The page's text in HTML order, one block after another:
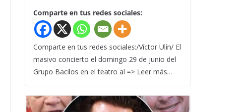
Comparte en tus redes sociales:
Comparte en tus redes sociales:/Víctor Ulín/ El
masivo concierto el domingo 29 de junio del
Grupo Bacilos en el teatro al => Leer más…